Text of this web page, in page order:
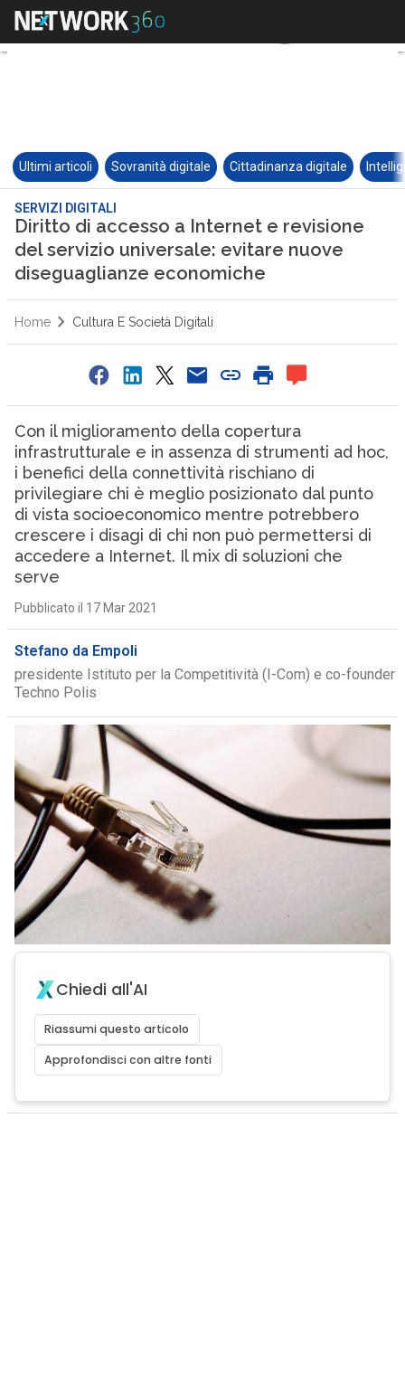
Ultimi articoli Sovranità digitale Cittadinanza digitale
SERVIZI DIGITALI
Diritto di accesso a Internet e revisione
del servizio universale: evitare nuove
diseguaglianze economiche
Home Cultura E Società Digitali
Con il miglioramento della copertura
infrastrutturale e in assenza di strumenti ad hoc,
i benefici della connettività rischiano di
privilegiare chi è meglio posizionato dal punto
di vista socioeconomico mentre potrebbero
crescere i disagi di chi non può permettersi di
accedere a Internet. Il mix di soluzioni che
serve
Pubblicato il 17 Mar 2021
Stefano da Empoli
presidente Istituto per la Competitività (I-Com) e co-founder
Techno Polis
Chiedi all'AI
Riassumi questo articolo
Approfondisci con altre fonti